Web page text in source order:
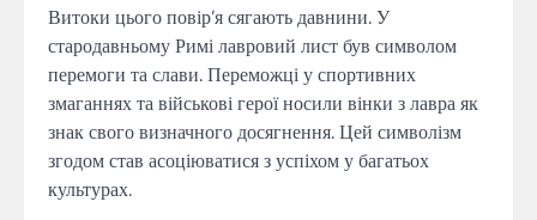
Витоки цього повір’я сягають давнини. У
стародавньому Римі лавровий лист був символом
перемоги та слави. Переможці у спортивних
змаганнях та військові герої носили вінки з лавра як
знак свого визначного досягнення. Цей символізм
згодом став асоціюватися з успіхом у багатьох
культурах.